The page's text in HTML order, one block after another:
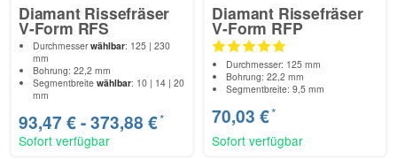
Diamant Rissefräser
V-Form RFS
Durchmesserwählbar: 125 | 230
mm
Bohrung: 22,2 mm
Segmentbreitewählbar: 10 | 14 | 20
mm
93,47 € -373,88 €*
Sofort verfügbar
Diamant Rissefräser
V-Form RFP
Durchmesser: 125 mm
Bohrung: 22,2 mm
Segmentbreite: 9,5 mm
70,03 €*
Sofort verfügbar